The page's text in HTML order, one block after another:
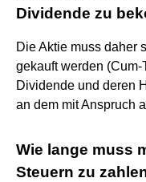
Dividende zu
Die Aktie muss daher
gekauft werden
Dividende und deren
an dem mit Anspruch
Wie lange muss
Steuern zu